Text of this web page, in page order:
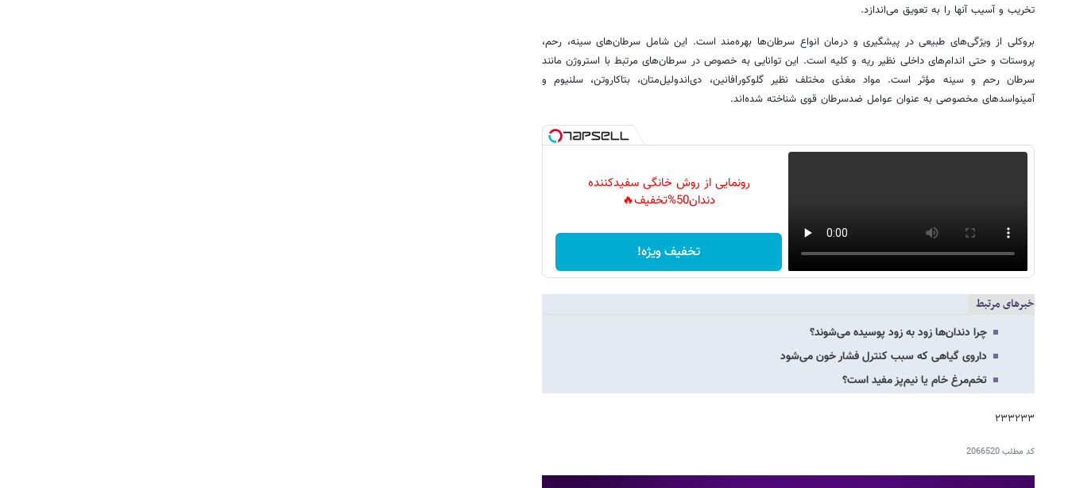
تخریب و آسیب آنها را به تعویق می‌اندازد.
بروکلی از ویژگی‌های طبیعی در پیشگیری و درمان انواع سرطان‌ها بهره‌مند است. این شامل سرطان‌های سینه، رحم،
پروستات و حتی اندام‌های داخلی نظیر ریه و کلیه است. این توانایی به خصوص در سرطان‌های مرتبط با استروژن مانند
سرطان رحم و سینه مؤثر است. مواد مغذی مختلف نظیر گلوکورافانین، دی‌اندولیل‌متان، بتاکاروتن، سلنیوم و
آمینواسدهای مخصوصی به عنوان عوامل ضدسرطان قوی شناخته شده‌اند.
رونمایی از روش خانگی سفیدکننده
دندان50%تخفیف🔥
تخفیف ویژه!
خبرهای مرتبط
چرا دندان‌ها زود به زود پوسیده می‌شوند؟
داروی گیاهی که سبب کنترل فشار خون می‌شود
تخم‌مرغ خام یا نیم‌پز مفید است؟
۲۳۳۲۳۳
کد مطلب2066520